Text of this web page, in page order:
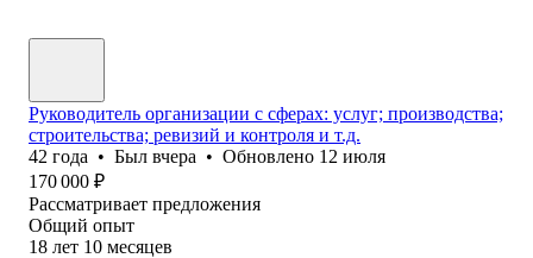
Руководитель организации с сферах: услуг; производства;
строительства; ревизий и контроля и т.д.
42 года • Был вчера • Обновлено 12 июля
170 000 ₽
Рассматривает предложения
Общий опыт
18 лет 10 месяцев